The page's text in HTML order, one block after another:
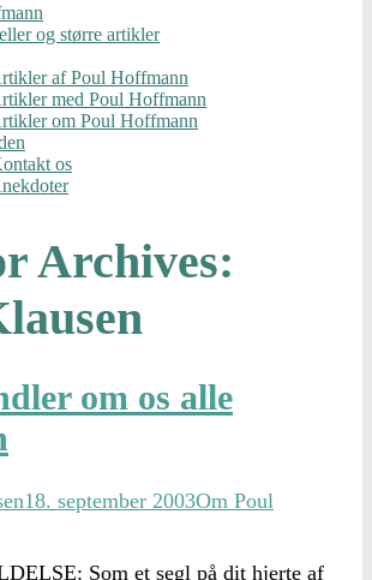
og større artikler
af Poul Hoffmann
med Poul Hoffmann
om Poul Hoffmann
os
Archives:
om os alle
18. september 2003Om Poul
Som et segl på dit hjerte af